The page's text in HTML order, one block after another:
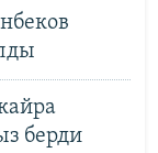
берди